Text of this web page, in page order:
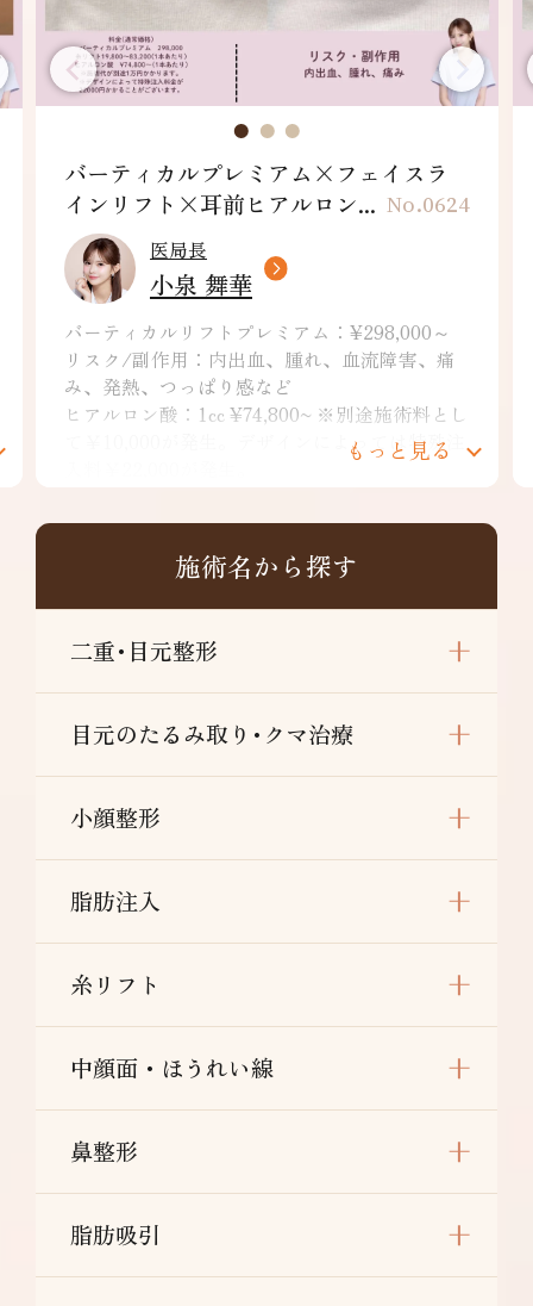
バーティカルプレミアム×フェイスラ
インリフト×耳前ヒアルロン... No.0624
医局長
小泉 舞華
バーティカルリフトプレミアム：¥298,000～
リスク/副作用：内出血、腫れ、血流障害、痛
み、発熱、つっぱり感など
ヒアルロン酸：1cc ¥74,800~ ※別途施術料とし
て￥10,000が発生。デザインによっては特殊注
赤、熱感、つっぱり感、色素沈着、腫れ、硬
結、拘縮、知覚鈍麻などを生じることがありま
もっと見る
施術名から探す
二重･目元整形
目元のたるみ取り･クマ治療
小顔整形
脂肪注入
糸リフト
中顔面・ほうれい線
鼻整形
脂肪吸引